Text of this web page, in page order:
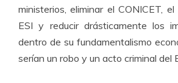
ministerios, eliminar el CONICET,
ESI y reducir drásticamente los
dentro de su fundamentalismo
serían un robo y un acto criminal del